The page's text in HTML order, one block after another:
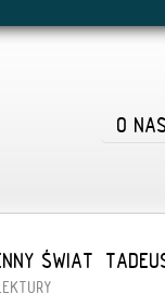
O
ŚWIAT”